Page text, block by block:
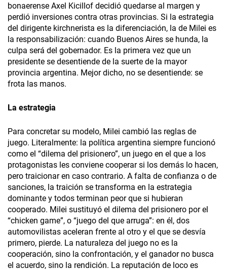
bonaerense Axel Kicillof decidió quedarse al margen y
perdió inversiones contra otras provincias. Si la estrategia
del dirigente kirchnerista es la diferenciación, la de Milei es
la responsabilización: cuando Buenos Aires se hunda, la
culpa será del gobernador. Es la primera vez que un
presidente se desentiende de la suerte de la mayor
provincia argentina. Mejor dicho, no se desentiende: se
frota las manos.
La estrategia
Para concretar su modelo, Milei cambió las reglas de
juego. Literalmente: la política argentina siempre funcionó
como el “dilema del prisionero”, un juego en el que a los
protagonistas les conviene cooperar si los demás lo hacen,
pero traicionar en caso contrario. A falta de confianza o de
sanciones, la traición se transforma en la estrategia
dominante y todos terminan peor que si hubieran
cooperado. Milei sustituyó el dilema del prisionero por el
“chicken game”, o “juego del que arruga”: en él, dos
automovilistas aceleran frente al otro y el que se desvía
primero, pierde. La naturaleza del juego no es la
cooperación, sino la confrontación, y el ganador no busca
el acuerdo, sino la rendición. La reputación de loco es